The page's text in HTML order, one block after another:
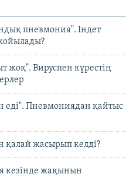
пневмония". Індет
жоқ". Вируспен күрестің
еді". Пневмониядан қайтыс
қалай жасырып келді?
кезінде жақынын